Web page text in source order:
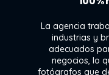
La agencia
industrias y
adecuados
negocios, lo
fotógrafos que